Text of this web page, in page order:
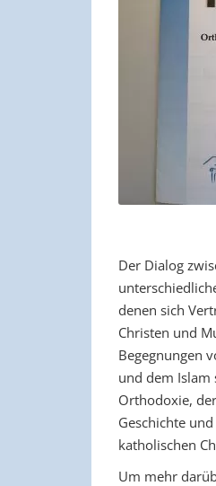
Der Dialog
denen sich
Christen und
Begegnungen
und dem Islam
Orthodoxie,
Geschichte
katholischen
Um mehr